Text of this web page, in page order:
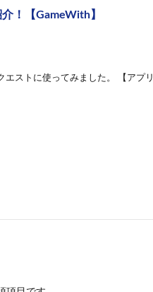
！【GameWith】
ストに使ってみました。 【アプ